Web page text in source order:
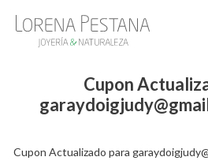
Cupon
Cupon Actualizado para